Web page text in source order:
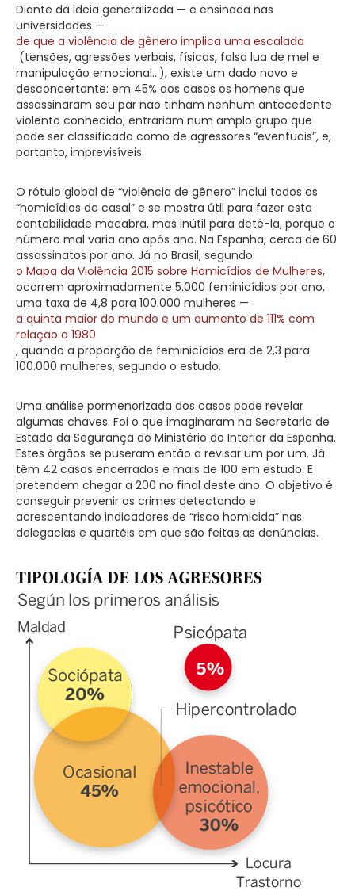
Diante da ideia generalizada — e ensinada nas
universidades —
de que a violência de gênero implica uma escalada
(tensões, agressões verbais, físicas, falsa lua de mel e
manipulação emocional…), existe um dado novo e
desconcertante: em 45% dos casos os homens que
assassinaram seu par não tinham nenhum antecedente
violento conhecido; entrariam num amplo grupo que
pode ser classificado como de agressores “eventuais”, e,
portanto, imprevisíveis.
O rótulo global de “violência de gênero” inclui todos os
“homicídios de casal” e se mostra útil para fazer esta
contabilidade macabra, mas inútil para detê-la, porque o
número mal varia ano após ano. Na Espanha, cerca de 60
assassinatos por ano. Já no Brasil, segundo
o Mapa da Violência 2015 sobre Homicídios de Mulheres,
ocorrem aproximadamente 5.000 feminicídios por ano,
uma taxa de 4,8 para 100.000 mulheres —
a quinta maior do mundo e um aumento de 111% com
relação a 1980
, quando a proporção de feminicídios era de 2,3 para
100.000 mulheres, segundo o estudo.
Uma análise pormenorizada dos casos pode revelar
algumas chaves. Foi o que imaginaram na Secretaria de
Estado da Segurança do Ministério do Interior da Espanha.
Estes órgãos se puseram então a revisar um por um. Já
têm 42 casos encerrados e mais de 100 em estudo. E
pretendem chegar a 200 no final deste ano. O objetivo é
conseguir prevenir os crimes detectando e
acrescentando indicadores de “risco homicida” nas
delegacias e quartéis em que são feitas as denúncias.